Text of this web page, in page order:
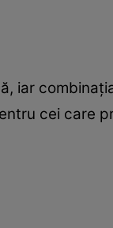
iar
cei care